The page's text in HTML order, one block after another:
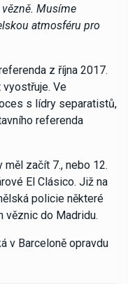
Musíme
atmosféru pro
z října 2017.
Ve
s lídry separatistů,
referenda
začít 7., nebo 12.
El Clásico. Již na
policie některé
věznic do Madridu.
v Barceloně opravdu